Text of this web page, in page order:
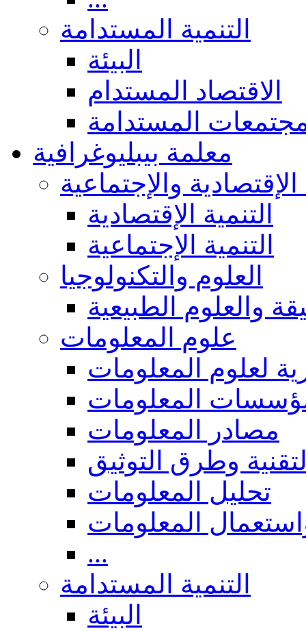
التنمية المستدامة
البيئة
الاقتصاد المستدام
المستدامة
معلمة بيبليوغرافية
الإقتصادية والإجتماعية
التنمية الإقتصادية
التنمية الإجتماعية
العلوم والتكنولوجيا
والعلوم الطبيعية
علوم المعلومات
لعلوم المعلومات
المعلومات
مصادر المعلومات
وطرق التوثيق
تحليل المعلومات
المعلومات
...
التنمية المستدامة
البيئة